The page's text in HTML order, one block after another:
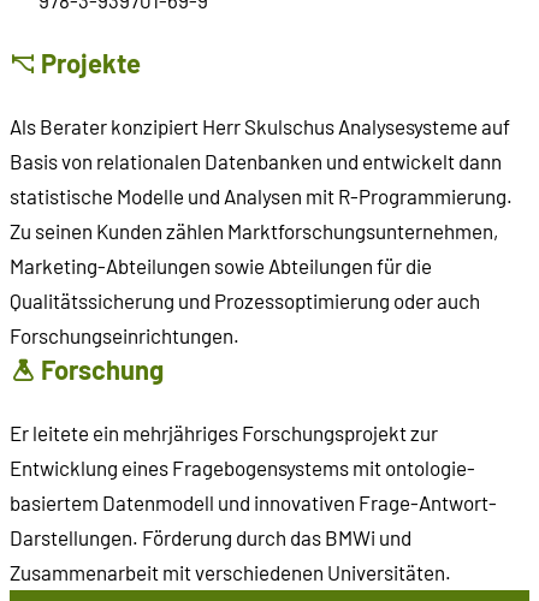
Projekte
Als Berater konzipiert Herr Skulschus Analysesysteme auf
Basis von relationalen Datenbanken und entwickelt dann
statistische Modelle und Analysen mit R-Programmierung.
Zu seinen Kunden zählen Marktforschungsunternehmen,
Marketing-Abteilungen sowie Abteilungen für die
Qualitätssicherung und Prozessoptimierung oder auch
Forschungseinrichtungen.
Forschung
Er leitete ein mehrjähriges Forschungsprojekt zur
Entwicklung eines Fragebogensystems mit ontologie-
basiertem Datenmodell und innovativen Frage-Antwort-
Darstellungen. Förderung durch das BMWi und
Zusammenarbeit mit verschiedenen Universitäten.